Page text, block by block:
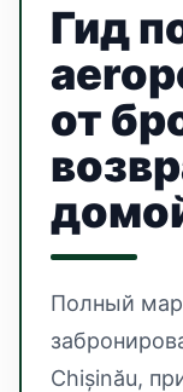
Гид
от
Полный
Chișinău,